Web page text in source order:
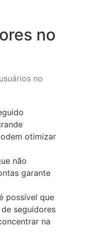
no
no
otimizar
não
garante
possível que
seguidores
na